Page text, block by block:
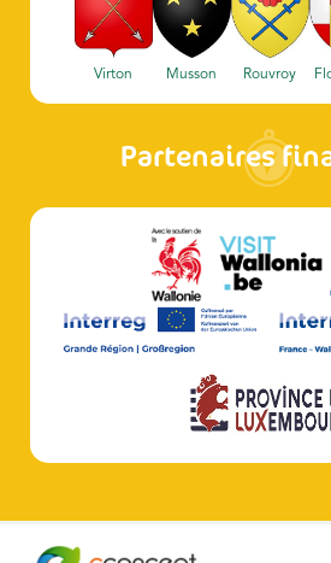
Virton Musson Rouvroy
Partenaires